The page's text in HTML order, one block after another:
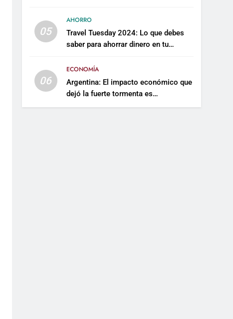
artificial empresarial
05
AHORRO
Travel Tuesday 2024: Lo que debes
saber para ahorrar dinero en tu
06
ECONOMÍA
Argentina: El impacto económico que
dejó la fuerte tormenta es
incalculable